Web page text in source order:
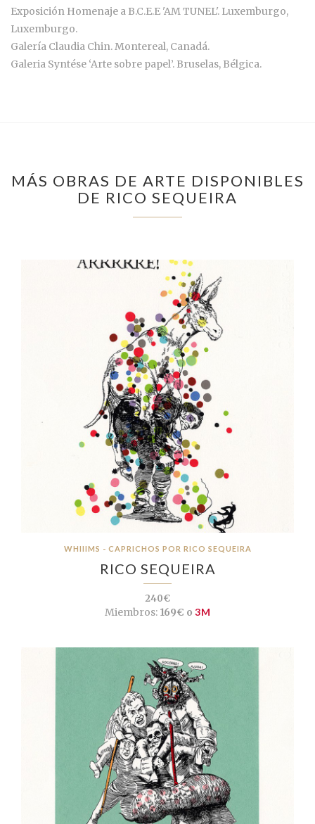
Exposición Homenaje a B.C.E.E 'AM TUNEL'. Luxemburgo,
Luxemburgo.
Galería Claudia Chin. Montereal, Canadá.
Galeria Syntése ‘Arte sobre papel’. Bruselas, Bélgica.
MÁS OBRAS DE ARTE DISPONIBLES
DE RICO SEQUEIRA
WHIIIMS - CAPRICHOS POR RICO SEQUEIRA
RICO SEQUEIRA
240€
Miembros:169€ o 3M